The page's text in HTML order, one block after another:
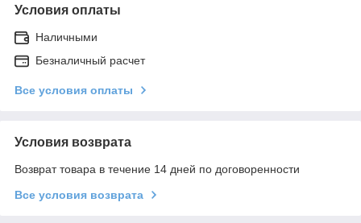
Условия оплаты
Наличными
Безналичный расчет
Все условия оплаты
Условия возврата
Возврат товара в течение 14 дней по договоренности
Все условия возврата